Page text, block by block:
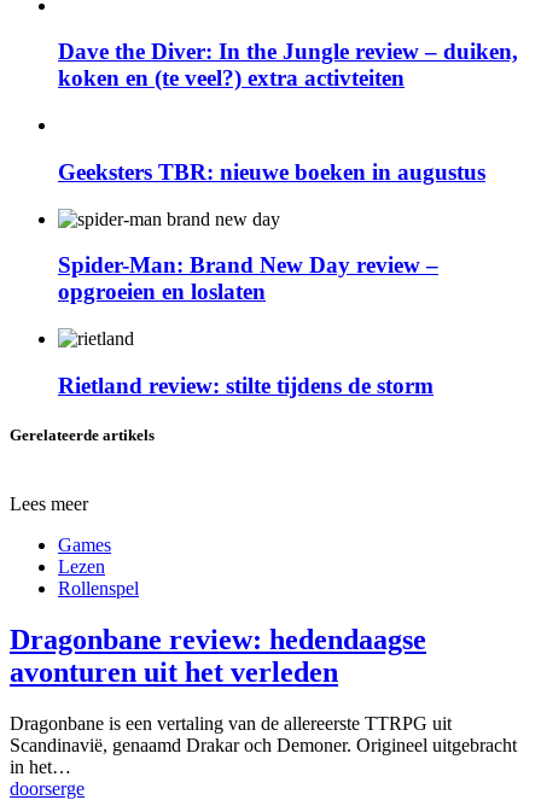
Dave the Diver: In the Jungle review – duiken,
koken en (te veel?) extra activteiten
Geeksters TBR: nieuwe boeken in augustus
Spider-Man: Brand New Day review –
opgroeien en loslaten
Rietland review: stilte tijdens de storm
Gerelateerde artikels
Lees meer
Games
Lezen
Rollenspel
Dragonbane review: hedendaagse
avonturen uit het verleden
Dragonbane is een vertaling van de allereerste TTRPG uit
Scandinavië, genaamd Drakar och Demoner. Origineel uitgebracht
in het…
doorserge